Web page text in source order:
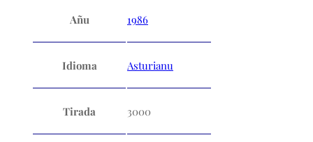
Añu 1986
Idioma Asturianu
Tirada 3000